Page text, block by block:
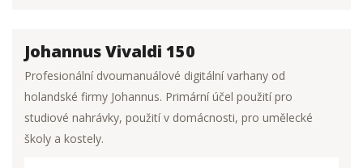
Johannus Vivaldi 150
Profesionální dvoumanuálové digitální varhany od
holandské firmy Johannus. Primární účel použití pro
studiové nahrávky, použití v domácnosti, pro umělecké
školy a kostely.